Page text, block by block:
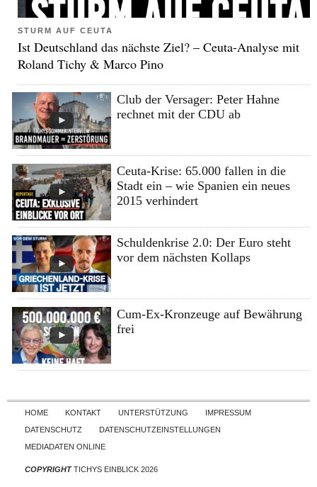
STURM AUF CEUTA
Ist Deutschland das nächste Ziel? – Ceuta-Analyse mit
Roland Tichy & Marco Pino
Club der Versager: Peter Hahne
rechnet mit der CDU ab
Ceuta-Krise: 65.000 fallen in die
Stadt ein – wie Spanien ein neues
2015 verhindert
Schuldenkrise 2.0: Der Euro steht
vor dem nächsten Kollaps
Cum-Ex-Kronzeuge auf Bewährung
frei
Skip to content
HOME KONTAKT UNTERSTÜTZUNG
IMPRESSUM
DATENSCHUTZ
DATENSCHUTZEINSTELLUNGEN
MEDIADATEN ONLINE
COPYRIGHTTICHYS EINBLICK 2026